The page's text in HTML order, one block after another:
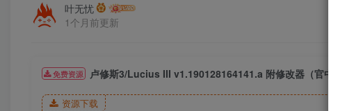
叶无忧
1个月前更新
免费资源 卢修斯3/Lucius III v1.190128164141.a 附修改器（官中）
资源下载